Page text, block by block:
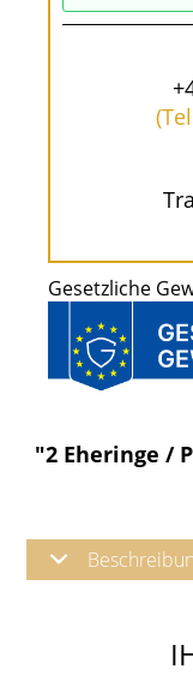
Gesetzliche
"2 Eheringe /